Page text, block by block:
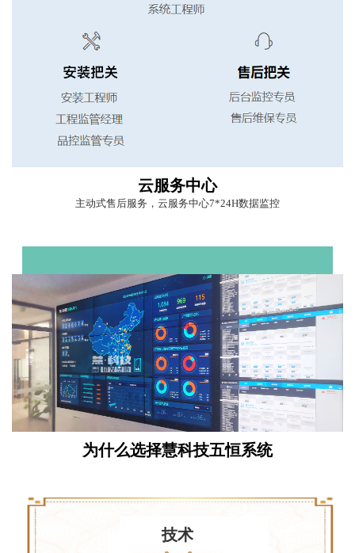
云服务中心
主动式售后服务，云服务中心7*24H数据监控
为什么选择慧科技五恒系统
技术